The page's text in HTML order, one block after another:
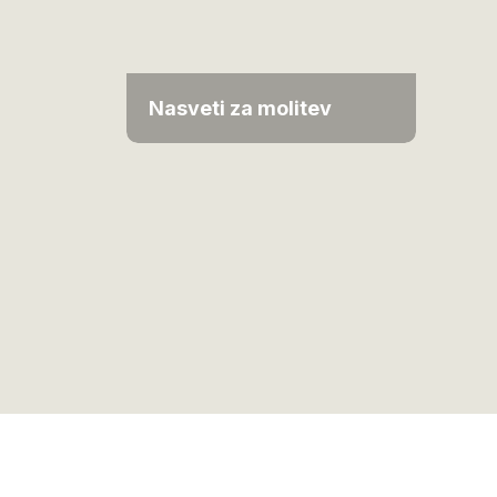
Nasveti za molitev